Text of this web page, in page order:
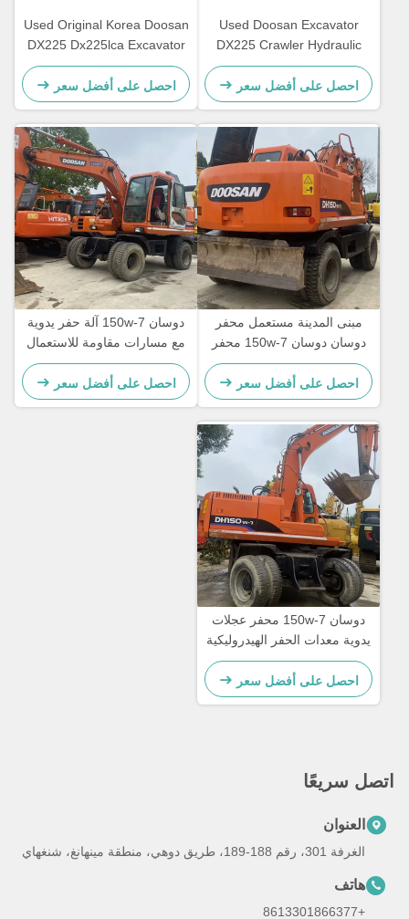
Used Doosan Excavator
DX225 Crawler Hydraulic
Machine Doosan
DX225LC/LC-9C USED
digger
احصل على أفضل سعر
Used Original Korea Doosan
DX225 Dx225lca Excavator
Doosan 22ton Secondhand
Excavator
احصل على أفضل سعر
مبنى المدينة مستعمل محفر
دوسان دوسان 150w-7 محفر
هيدروليكي مستعمل
احصل على أفضل سعر
دوسان 150w-7 آلة حفر يدوية
مع مسارات مقاومة للاستعمال
احصل على أفضل سعر
دوسان 150w-7 محفر عجلات
يدوية معدات الحفر الهيدروليكية
المستعملة
احصل على أفضل سعر
اتصل سريعًا
العنوان
الغرفة 301، رقم 188-189، طريق دوهي، منطقة مينهانغ، شنغهاي
هاتف
+8613301866377